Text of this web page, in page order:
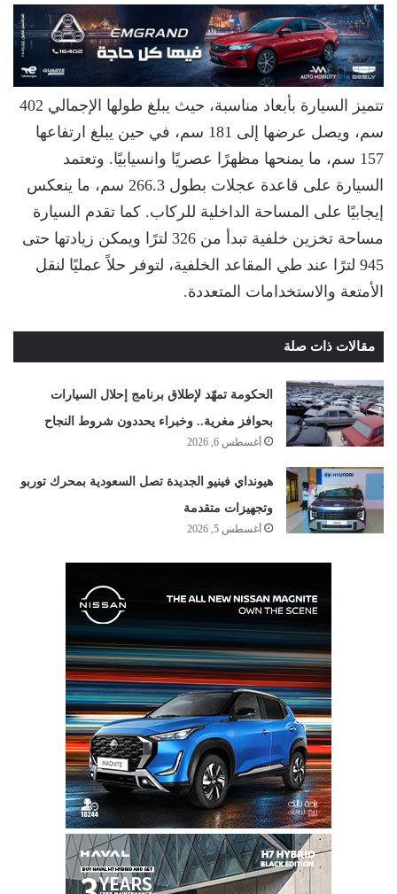
تتميز السيارة بأبعاد مناسبة، حيث يبلغ طولها الإجمالي 402
سم، ويصل عرضها إلى 181 سم، في حين يبلغ ارتفاعها
157 سم، ما يمنحها مظهرًا عصريًا وانسيابيًا. وتعتمد
السيارة على قاعدة عجلات بطول 266.3 سم، ما ينعكس
إيجابيًا على المساحة الداخلية للركاب. كما تقدم السيارة
مساحة تخزين خلفية تبدأ من 326 لترًا ويمكن زيادتها حتى
945 لترًا عند طي المقاعد الخلفية، لتوفر حلاً عمليًا لنقل
الأمتعة والاستخدامات المتعددة.
مقالات ذات صلة
الحكومة تمهّد لإطلاق برنامج إحلال السيارات
بحوافز مغرية.. وخبراء يحددون شروط النجاح
أغسطس 6, 2026
هيونداي فينيو الجديدة تصل السعودية بمحرك توربو
وتجهيزات متقدمة
أغسطس 5, 2026